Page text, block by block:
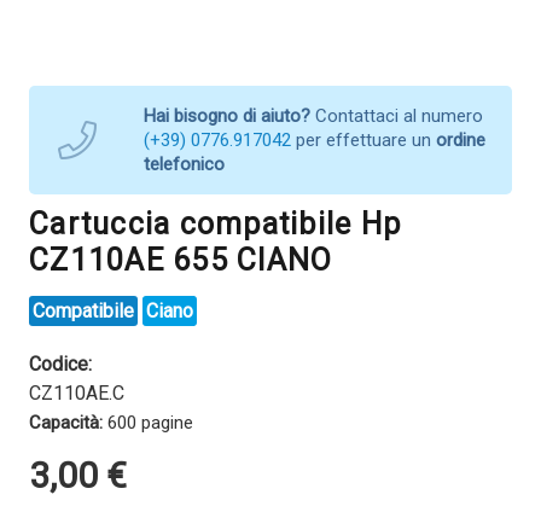
Hai bisogno di aiuto? Contattaci al numero
(+39) 0776.917042 per effettuare un ordine
telefonico
Cartuccia compatibile Hp
CZ110AE 655 CIANO
Compatibile Ciano
Codice:
CZ110AE.C
Capacità: 600 pagine
3,00 €